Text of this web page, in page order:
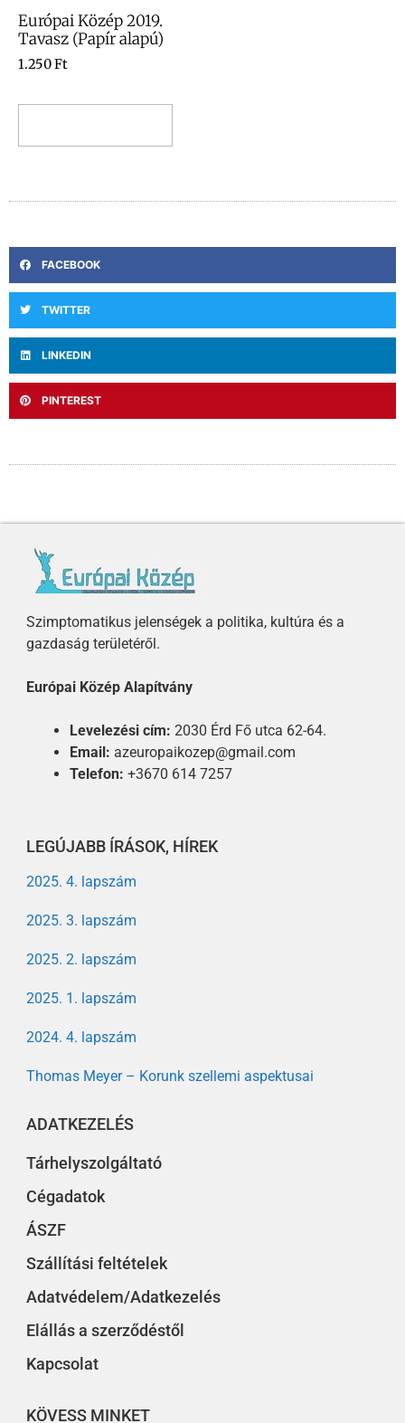
Európai Közép 2019.
Tavasz (Papír alapú)
1.250Ft
FACEBOOK
TWITTER
LINKEDIN
PINTEREST
Szimptomatikus jelenségek a politika, kultúra és a
gazdaság területéről.
Európai Közép Alapítvány
Levelezési cím: 2030 Érd Fő utca 62-64.
Email: azeuropaikozep@gmail.com
Telefon: +3670 614 7257
LEGÚJABB ÍRÁSOK, HÍREK
2025. 4. lapszám
2025. 3. lapszám
2025. 2. lapszám
2025. 1. lapszám
2024. 4. lapszám
Thomas Meyer – Korunk szellemi aspektusai
ADATKEZELÉS
Tárhelyszolgáltató
Cégadatok
ÁSZF
Szállítási feltételek
Adatvédelem/Adatkezelés
Elállás a szerződéstől
Kapcsolat
KÖVESS MINKET